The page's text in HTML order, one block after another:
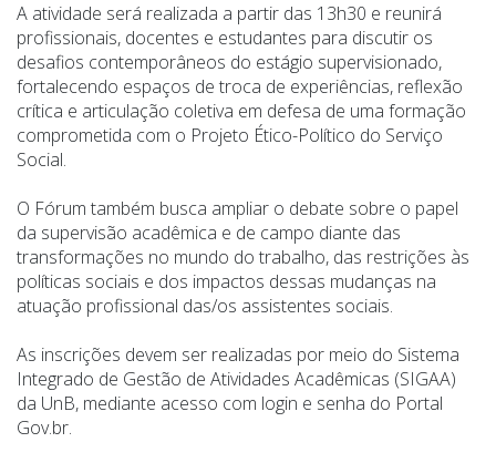
A atividade será realizada a partir das 13h30 e reunirá
profissionais, docentes e estudantes para discutir os
desafios contemporâneos do estágio supervisionado,
fortalecendo espaços de troca de experiências, reflexão
crítica e articulação coletiva em defesa de uma formação
comprometida com o Projeto Ético-Político do Serviço
Social.
O Fórum também busca ampliar o debate sobre o papel
da supervisão acadêmica e de campo diante das
transformações no mundo do trabalho, das restrições às
políticas sociais e dos impactos dessas mudanças na
atuação profissional das/os assistentes sociais.
As inscrições devem ser realizadas por meio do Sistema
Integrado de Gestão de Atividades Acadêmicas (SIGAA)
da UnB, mediante acesso com login e senha do Portal
Gov.br.